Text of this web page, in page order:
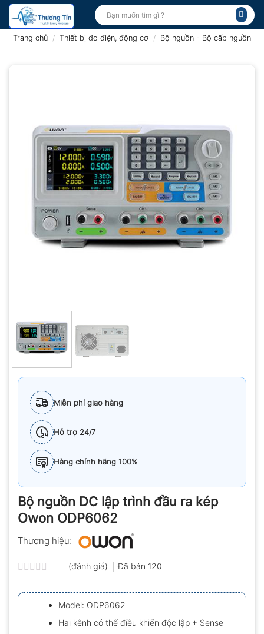
Bỏ
qua
Tìm
kiếm:
Trang chủ / Thiết bị đo điện, động cơ / Bộ nguồn - Bộ cấp nguồn
Miễn phí giao hàng
Hỗ trợ 24/7
Hàng chính hãng 100%
Bộ nguồn DC lập trình đầu ra kép
Owon ODP6062
Thương hiệu:
xếp
hạng
0.0
5
sao
(đánh giá) Đã bán 120
Model: ODP6062
Hai kênh có thể điều khiển độc lập + Sense